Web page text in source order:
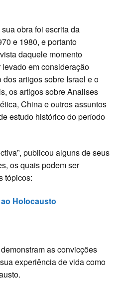
obra foi escrita da
e 1980, e portanto
daquele momento
em consideração
artigos sobre Israel e o
os artigos sobre Analises
China e outros assuntos
estudo histórico do período
publicou alguns de seus
os quais podem ser
tópicos:
Holocausto
as convicções
experiência de vida como